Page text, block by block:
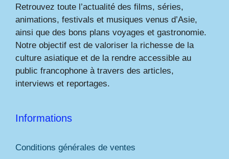
Retrouvez toute l’actualité des films, séries,
animations, festivals et musiques venus d’Asie,
ainsi que des bons plans voyages et gastronomie.
Notre objectif est de valoriser la richesse de la
culture asiatique et de la rendre accessible au
public francophone à travers des articles,
interviews et reportages.
Informations
Conditions générales de ventes